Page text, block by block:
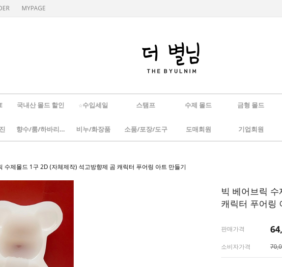
MYPAGE
국내산 몰드 할인 ☆수입세일 스탬프 수제 몰드 금형 몰드
향수/룸/하바리움 비누/화장품 소품/포장/도구 도매회원 기업회원
수제몰드 1구 2D (자체제작) 석고방향제 곰 캐릭터 푸어링 아트 만들기
빅 베어브릭
캐릭터 푸어링
판매가격
소비자가격